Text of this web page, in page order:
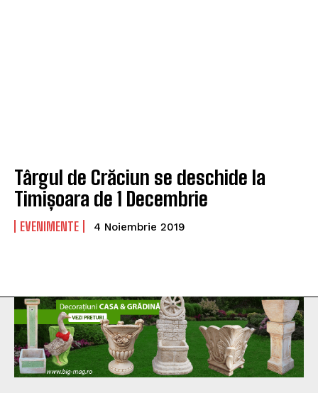
Târgul de Crăciun se deschide la
Timișoara de 1 Decembrie
EVENIMENTE 4 Noiembrie 2019